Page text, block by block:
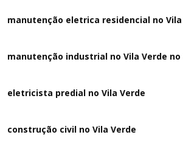
manutenção eletrica residencial no Vila
manutenção industrial no Vila Verde no
eletricista predial no Vila Verde
construção civil no Vila Verde